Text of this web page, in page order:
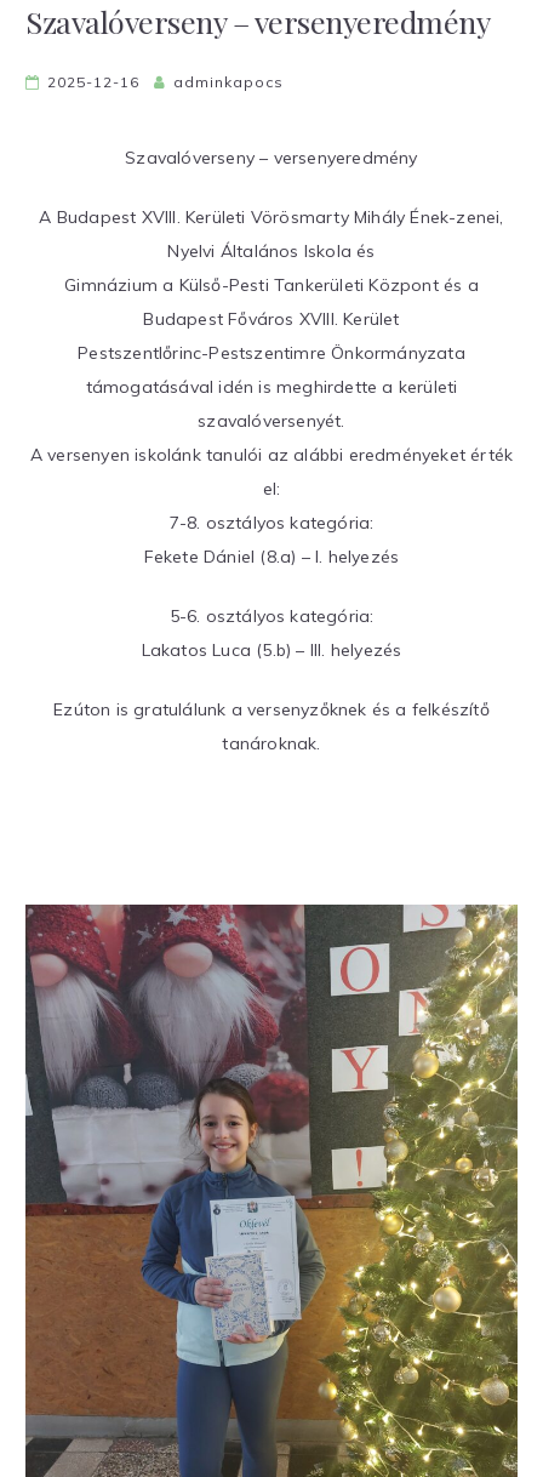
Szavalóverseny – versenyeredmény
2025-12-16 adminkapocs
Szavalóverseny – versenyeredmény
A Budapest XVIII. Kerületi Vörösmarty Mihály Ének-zenei,
Nyelvi Általános Iskola és
Gimnázium a Külső-Pesti Tankerületi Központ és a
Budapest Főváros XVIII. Kerület
Pestszentlőrinc-Pestszentimre Önkormányzata
támogatásával idén is meghirdette a kerületi
szavalóversenyét.
A versenyen iskolánk tanulói az alábbi eredményeket érték
el:
7-8. osztályos kategória:
Fekete Dániel (8.a) – I. helyezés
5-6. osztályos kategória:
Lakatos Luca (5.b) – III. helyezés
Ezúton is gratulálunk a versenyzőknek és a felkészítő
tanároknak.